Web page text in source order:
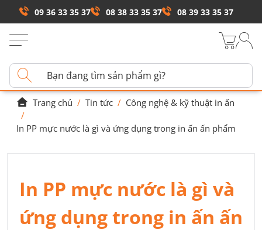
09 36 33 35 37 08 38 33 35 37 08 39 33 35 37
Trang chủ / Tin tức / Công nghệ & kỹ thuật in ấn
/
In PP mực nước là gì và ứng dụng trong in ấn ấn phẩm
In PP mực nước là gì và
ứng dụng trong in ấn ấn